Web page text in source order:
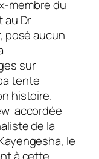
membre du
au Dr
posé aucun
sur
tente
histoire.
accordée
de la
le
à cette